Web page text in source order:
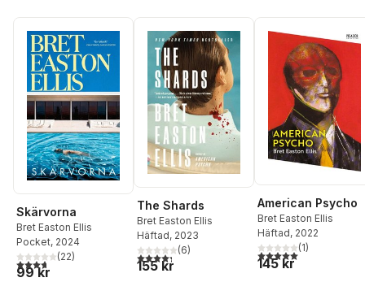
Skärvorna
Bret Easton Ellis
Pocket, 2024
3,7utav 5 stjärnor. Totalt antal röster:
(22)
99 kr
The Shards
Bret Easton Ellis
Häftad, 2023
4,3utav 5 stjärnor. Totalt antal röster:
(6)
155 kr
American Psycho
Bret Easton Ellis
Häftad, 2022
5,0utav 5 stjärnor.
(1)
145 kr